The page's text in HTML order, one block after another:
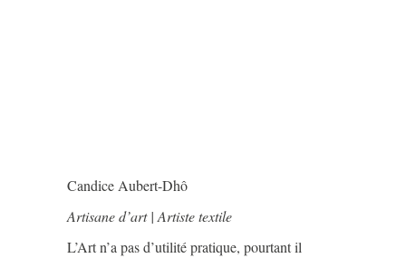
Candice Aubert-Dhô
Artisane d’art | Artiste textile
L’Art n’a pas d’utilité pratique, pourtant il